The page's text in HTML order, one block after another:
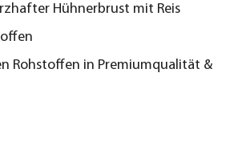
Hühnerbrust mit Reis
Rohstoffen in Premiumqualität &